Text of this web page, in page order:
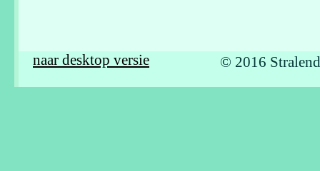
naar desktop versie © 2016